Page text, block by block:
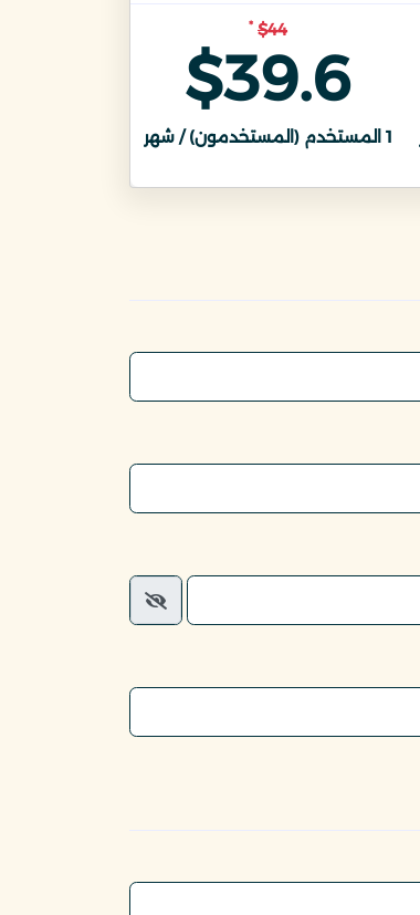
$44
*
$39.6
1 المستخدم (المستخدمون) / شهر